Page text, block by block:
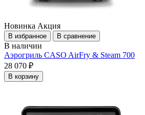
Новинка Акция
В избранное В сравнение
В наличии
Аэрогриль CASO AirFry & Steam 700
28 070 ₽
В корзину